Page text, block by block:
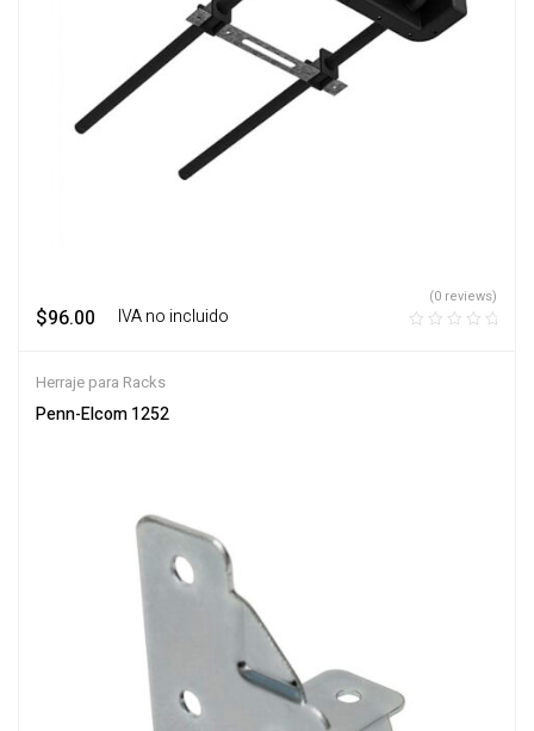
$96.00 ‎ ‎ ‎ IVA no incluido
(0 reviews)
Herraje para Racks
Penn-Elcom 1252